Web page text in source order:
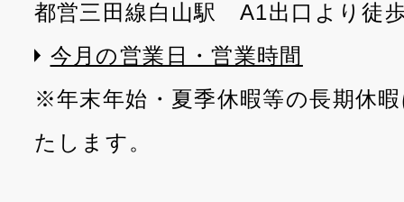
都営三田線白山駅 A1出口より徒
今月の営業日・営業時間
※年末年始・夏季休暇等の長期休
たします。